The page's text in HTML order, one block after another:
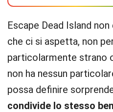
Escape Dead Island
che ci si aspetta, non
particolarmente strano
non ha nessun
possa definire
condivide lo stesso